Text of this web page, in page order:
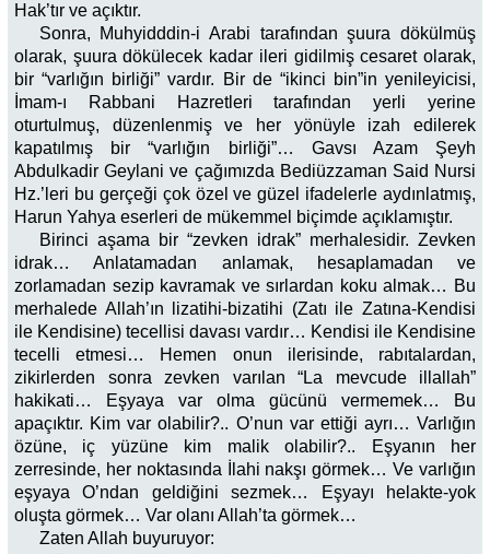
Hak’tır ve açıktır.
Sonra, Muhyidddin-i Arabi tarafından şuura dökülmüş
olarak, şuura dökülecek kadar ileri gidilmiş cesaret olarak,
bir “varlığın birliği” vardır. Bir de “ikinci bin”in yenileyicisi,
İmam-ı Rabbani Hazretleri tarafından yerli yerine
oturtulmuş, düzenlenmiş ve her yönüyle izah edilerek
kapatılmış bir “varlığın birliği”… Gavsı Azam Şeyh
Abdulkadir Geylani ve çağımızda Bediüzzaman Said Nursi
Hz.’leri bu gerçeği çok özel ve güzel ifadelerle aydınlatmış,
Harun Yahya eserleri de mükemmel biçimde açıklamıştır.
Birinci aşama bir “zevken idrak” merhalesidir. Zevken
idrak… Anlatamadan anlamak, hesaplamadan ve
zorlamadan sezip kavramak ve sırlardan koku almak… Bu
merhalede Allah’ın lizatihi-bizatihi (Zatı ile Zatına-Kendisi
ile Kendisine) tecellisi davası vardır… Kendisi ile Kendisine
tecelli etmesi… Hemen onun ilerisinde, rabıtalardan,
zikirlerden sonra zevken varılan “La mevcude illallah”
hakikati… Eşyaya var olma gücünü vermemek… Bu
apaçıktır. Kim var olabilir?.. O’nun var ettiği ayrı… Varlığın
özüne, iç yüzüne kim malik olabilir?.. Eşyanın her
zerresinde, her noktasında İlahi nakşı görmek… Ve varlığın
eşyaya O’ndan geldiğini sezmek… Eşyayı helakte-yok
oluşta görmek… Var olanı Allah’ta görmek…
Zaten Allah buyuruyor: